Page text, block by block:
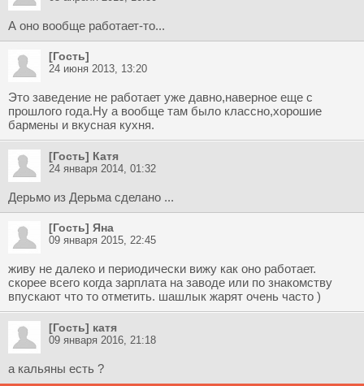
А оно вообще работает-то...
[Гость]
24 июня 2013, 13:20
Это заведение не работает уже давно,наверное еще с
прошлого года.Ну а вообще там было классно,хорошие
бармены и вкусная кухня.
[Гость] Катя
24 января 2014, 01:32
Дерьмо из Дерьма сделано ...
[Гость] Яна
09 января 2015, 22:45
живу не далеко и периодически вижу как оно работает.
скорее всего когда зарплата на заводе или по знакомству
впускают что то отметить. шашлык жарят очень часто )
[Гость] катя
09 января 2016, 21:18
а кальяны есть ?